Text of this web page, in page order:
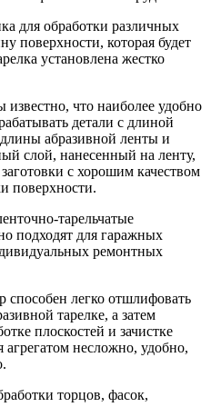
для обработки различных
поверхности, которая будет
установлена жестко
что наиболее удобно
детали с длиной
абразивной ленты и
слой, нанесенный на ленту,
с хорошим качеством
поверхности.
тарельчатые
подходят для гаражных
ремонтных
способен легко отшлифовать
тарелке, а затем
плоскостей и зачистке
агрегатом несложно, удобно,
торцов, фасок,